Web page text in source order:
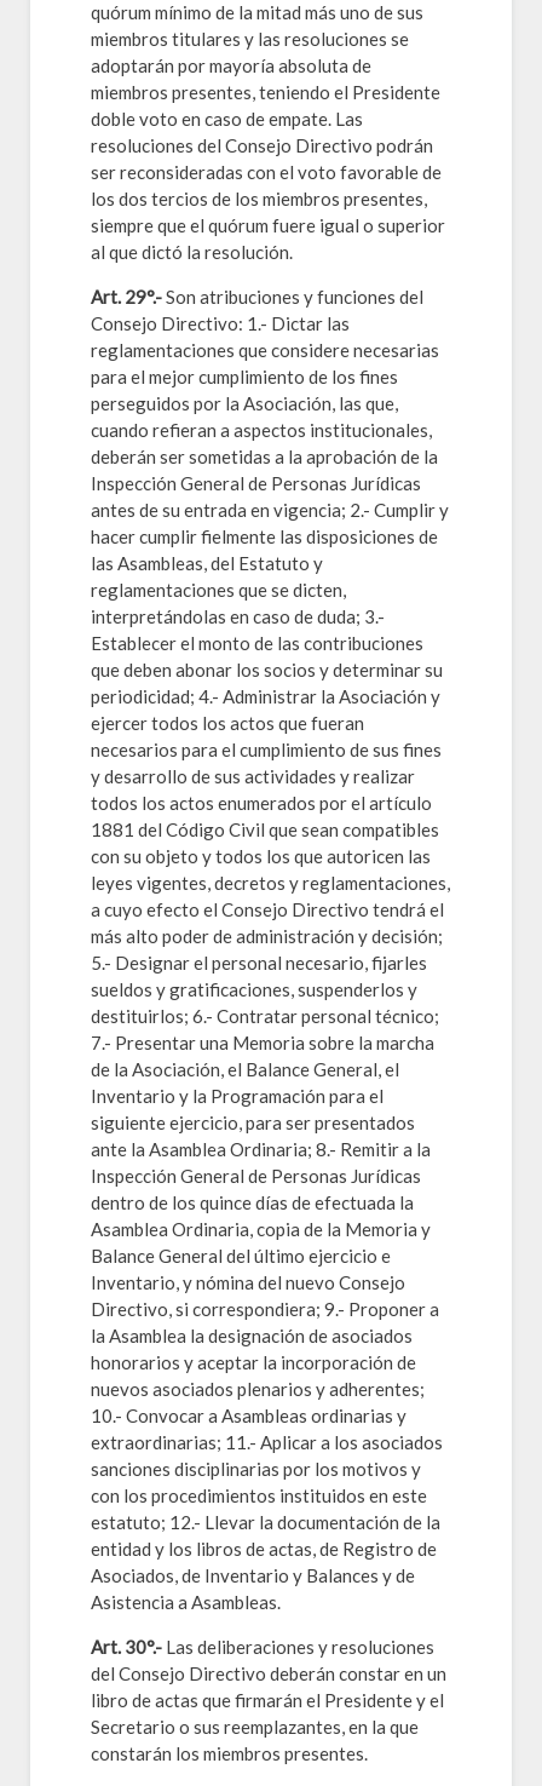
quórum mínimo de la mitad más uno de sus
miembros titulares y las resoluciones se
adoptarán por mayoría absoluta de
miembros presentes, teniendo el Presidente
doble voto en caso de empate. Las
resoluciones del Consejo Directivo podrán
ser reconsideradas con el voto favorable de
los dos tercios de los miembros presentes,
siempre que el quórum fuere igual o superior
al que dictó la resolución.
Art. 29°.-Son atribuciones y funciones del
Consejo Directivo: 1.- Dictar las
reglamentaciones que considere necesarias
para el mejor cumplimiento de los fines
perseguidos por la Asociación, las que,
cuando refieran a aspectos institucionales,
deberán ser sometidas a la aprobación de la
Inspección General de Personas Jurídicas
antes de su entrada en vigencia; 2.- Cumplir y
hacer cumplir fielmente las disposiciones de
las Asambleas, del Estatuto y
reglamentaciones que se dicten,
interpretándolas en caso de duda; 3.-
Establecer el monto de las contribuciones
que deben abonar los socios y determinar su
periodicidad; 4.- Administrar la Asociación y
ejercer todos los actos que fueran
necesarios para el cumplimiento de sus fines
y desarrollo de sus actividades y realizar
todos los actos enumerados por el artículo
1881 del Código Civil que sean compatibles
con su objeto y todos los que autoricen las
leyes vigentes, decretos y reglamentaciones,
a cuyo efecto el Consejo Directivo tendrá el
más alto poder de administración y decisión;
5.- Designar el personal necesario, fijarles
sueldos y gratificaciones, suspenderlos y
destituirlos; 6.- Contratar personal técnico;
7.- Presentar una Memoria sobre la marcha
de la Asociación, el Balance General, el
Inventario y la Programación para el
siguiente ejercicio, para ser presentados
ante la Asamblea Ordinaria; 8.- Remitir a la
Inspección General de Personas Jurídicas
dentro de los quince días de efectuada la
Asamblea Ordinaria, copia de la Memoria y
Balance General del último ejercicio e
Inventario, y nómina del nuevo Consejo
Directivo, si correspondiera; 9.- Proponer a
la Asamblea la designación de asociados
honorarios y aceptar la incorporación de
nuevos asociados plenarios y adherentes;
10.- Convocar a Asambleas ordinarias y
extraordinarias; 11.- Aplicar a los asociados
sanciones disciplinarias por los motivos y
con los procedimientos instituidos en este
estatuto; 12.- Llevar la documentación de la
entidad y los libros de actas, de Registro de
Asociados, de Inventario y Balances y de
Asistencia a Asambleas.
Art. 30°.- Las deliberaciones y resoluciones
del Consejo Directivo deberán constar en un
libro de actas que firmarán el Presidente y el
Secretario o sus reemplazantes, en la que
constarán los miembros presentes.